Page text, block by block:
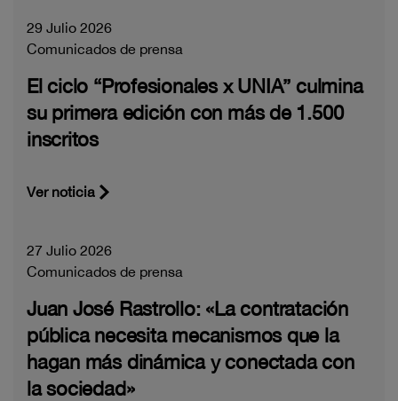
29 Julio 2026
Comunicados de prensa
El ciclo “Profesionales x UNIA” culmina
su primera edición con más de 1.500
inscritos
Ver noticia
27 Julio 2026
Comunicados de prensa
Juan José Rastrollo: «La contratación
pública necesita mecanismos que la
hagan más dinámica y conectada con
la sociedad»